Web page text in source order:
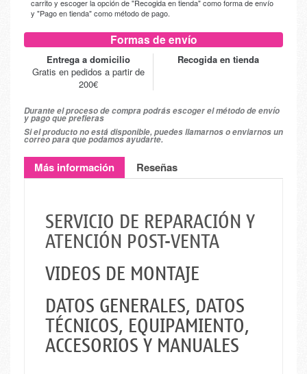
carrito y escoger la opción de "Recogida en tienda" como forma de envío
y "Pago en tienda" como método de pago.
Formas de envío
Entrega a domicilio
Gratis en pedidos a partir de
200€
Recogida en tienda
Durante el proceso de compra podrás escoger el método de envío
y pago que prefieras
Si el producto no está disponible, puedes llamarnos o enviarnos un
correo para que podamos ayudarte.
Más información Reseñas
SERVICIO DE REPARACIÓN Y
ATENCIÓN POST-VENTA
VIDEOS DE MONTAJE
DATOS GENERALES, DATOS
TÉCNICOS, EQUIPAMIENTO,
ACCESORIOS Y MANUALES